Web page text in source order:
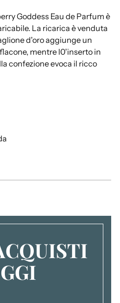
Goddess Eau de Parfum è
La ricarica è venduta
d'oro aggiunge un
mentre l0'inserto in
confezione evoca il ricco